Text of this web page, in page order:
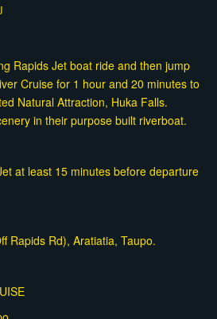
Rapids Jet boat ride and then jump
Cruise for 1 hour and 20 minutes to
Natural Attraction, Huka Falls.
in their purpose built riverboat.
at least 15 minutes before departure
Rapids Rd), Aratiatia, Taupo.